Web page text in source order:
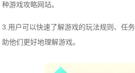
种游戏攻略网站。
3.用户可以快速了解游戏的玩法规则、任
助他们更好地理解游戏。